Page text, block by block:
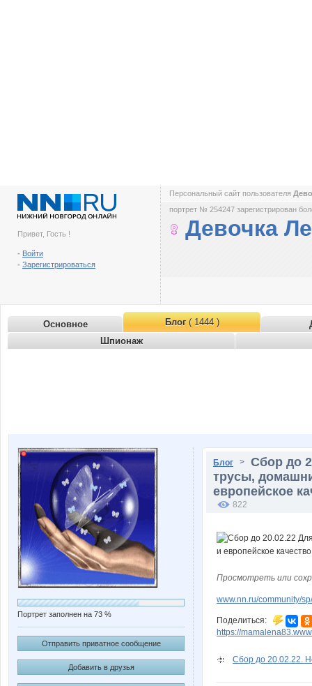
Привет, Гость !
- Войти
- Зарегистрироваться
Персональный сайт пользователя
портрет № 254247 зарегистрирован
Девочка
Основное Блог( 1444 )
Шпионаж
Портрет заполнен на 73 %
Отправить приватное сообщение
Добавить в друзья
Блог > Сбор до
трусы,
европейское
822
Просмотреть или
www.nn.ru/community/
Поделиться:
https://
Сбор до 20.02.22.